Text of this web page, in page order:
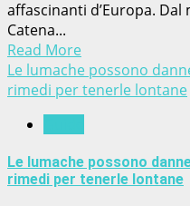
affascinanti d’Europa.
Catena...
Read More
Le lumache possono
rimedi per tenerle lontane
Le lumache possono
rimedi per tenerle lontane